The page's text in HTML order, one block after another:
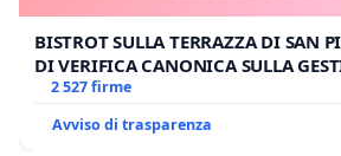
BISTROT SULLA TERRAZZA DI SAN
DI VERIFICA CANONICA SULLA
GAMBETTI
2 527 firme
Avviso di trasparenza